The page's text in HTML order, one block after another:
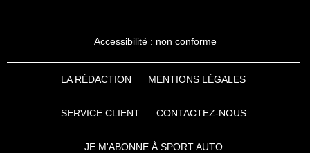
Accessibilité : non conforme
LA RÉDACTION MENTIONS LÉGALES
SERVICE CLIENT CONTACTEZ-NOUS
JE M'ABONNE À SPORT AUTO